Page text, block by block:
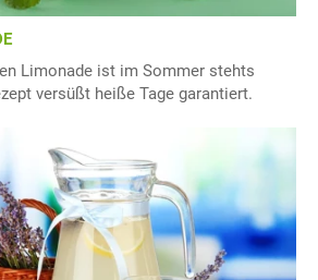
Limonade ist im Sommer stehts
versüßt heiße Tage garantiert.